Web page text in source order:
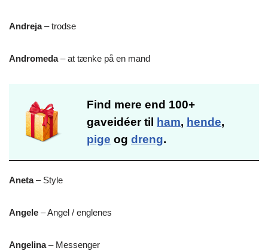
Andreja– trodse
Andromeda– at tænke på en mand
Find mere end 100+
gaveidéer til
ham, hende,
pige og dreng.
Aneta– Style
Angele – Angel / englenes
Angelina– Messenger